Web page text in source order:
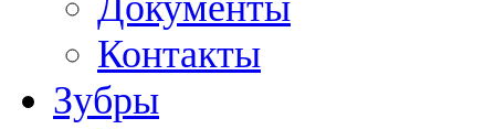
Контакты
Зубры